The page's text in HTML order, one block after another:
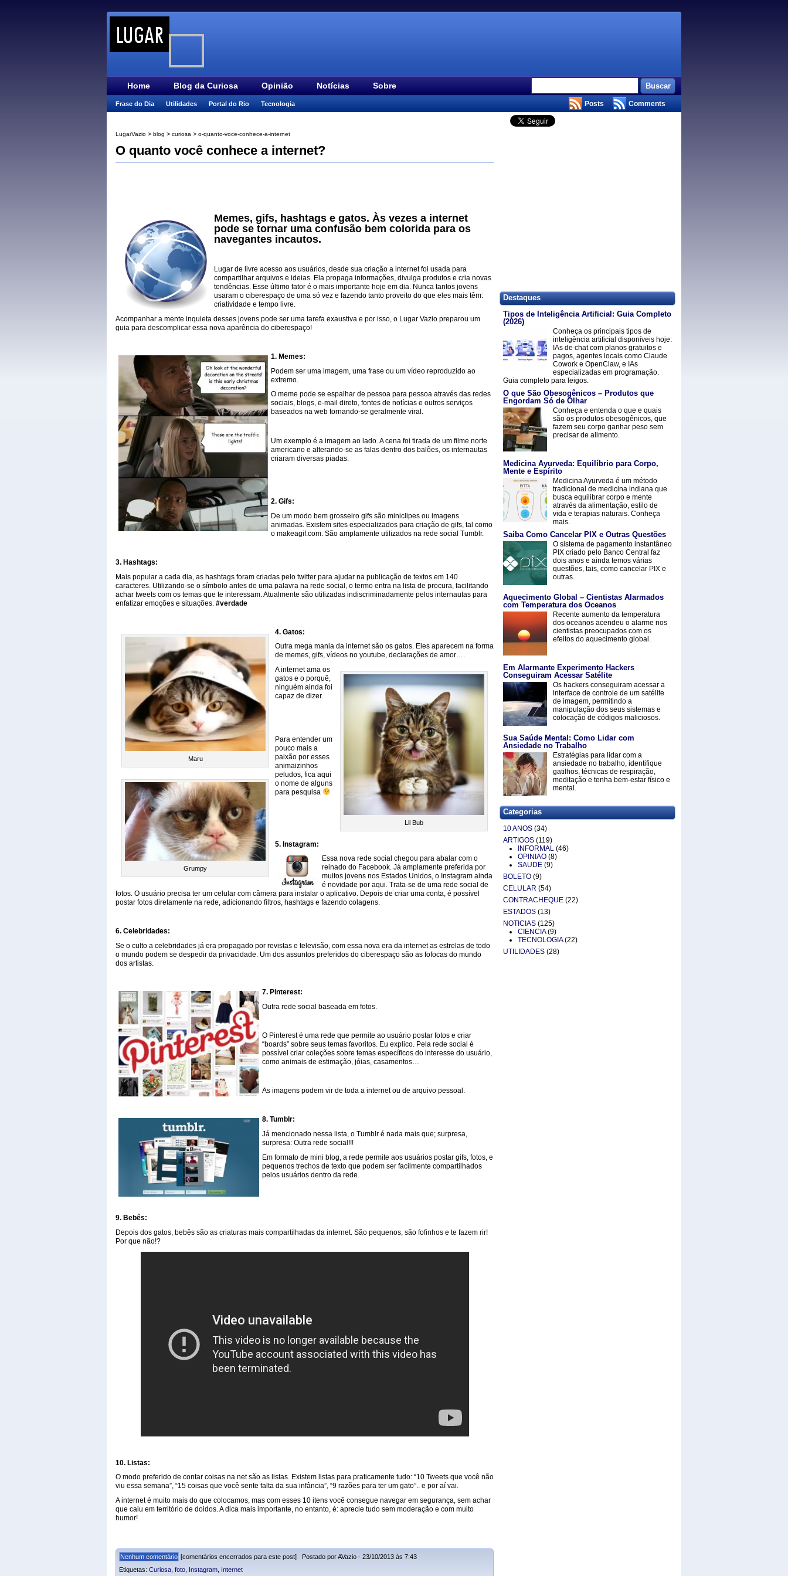
Home Blog da Curiosa Opinião Notícias Sobre
Frase do Dia Utilidades Portal do Rio Tecnologia Comments
Posts
LugarVazio > blog > curiosa > o-quanto-voce-conhece-a-internet
O quanto você conhece a internet?
Memes, gifs, hashtags e gatos. Às vezes a internet
pode se tornar uma confusão bem colorida para os
navegantes incautos.
Lugar de livre acesso aos usuários, desde sua criação a internet foi usada para
compartilhar arquivos e ideias. Ela propaga informações, divulga produtos e cria novas
tendências. Esse último fator é o mais importante hoje em dia. Nunca tantos jovens
usaram o ciberespaço de uma só vez e fazendo tanto proveito do que eles mais têm:
criatividade e tempo livre.
Acompanhar a mente inquieta desses jovens pode ser uma tarefa exaustiva e por isso, o Lugar Vazio preparou um
guia para descomplicar essa nova aparência do ciberespaço!
1. Memes:
Podem ser uma imagem, uma frase ou um vídeo reproduzido ao
extremo.
O meme pode se espalhar de pessoa para pessoa através das redes
sociais, blogs, e-mail direto, fontes de notícias e outros serviços
baseados na web tornando-se geralmente viral.
Um exemplo é a imagem ao lado. A cena foi tirada de um filme norte
americano e alterando-se as falas dentro dos balões, os internautas
criaram diversas piadas.
2. Gifs:
De um modo bem grosseiro gifs são miniclipes ou imagens
animadas. Existem sites especializados para criação de gifs, tal como
o makeagif.com. São amplamente utilizados na rede social Tumblr.
3. Hashtags:
Mais popular a cada dia, as hashtags foram criadas pelo twitter para ajudar na publicação de textos em 140
caracteres. Utilizando-se o símbolo antes de uma palavra na rede social, o termo entra na lista de procura, facilitando
achar tweets com os temas que te interessam. Atualmente são utilizadas indiscriminadamente pelos internautas para
enfatizar emoções e situações. #verdade
Maru
4. Gatos:
Outra mega mania da internet são os gatos. Eles aparecem na forma
de memes, gifs, vídeos no youtube, declarações de amor….
Lil Bub
A internet ama os
gatos e o porquê,
ninguém ainda foi
capaz de dizer.
Grumpy
Para entender um
pouco mais a
paixão por esses
animaizinhos
peludos, fica aqui
o nome de alguns
para pesquisa
5. Instagram:
Essa nova rede social chegou para abalar com o
reinado do Facebook. Já amplamente preferida por
muitos jovens nos Estados Unidos, o Instagram ainda
é novidade por aqui. Trata-se de uma rede social de
fotos. O usuário precisa ter um celular com câmera para instalar o aplicativo. Depois de criar uma conta, é possível
postar fotos diretamente na rede, adicionando filtros, hashtags e fazendo colagens.
6. Celebridades:
Se o culto a celebridades já era propagado por revistas e televisão, com essa nova era da internet as estrelas de todo
o mundo podem se despedir da privacidade. Um dos assuntos preferidos do ciberespaço são as fofocas do mundo
dos artistas.
7. Pinterest:
Outra rede social baseada em fotos.
O Pinterest é uma rede que permite ao usuário postar fotos e criar
“boards” sobre seus temas favoritos. Eu explico. Pela rede social é
possível criar coleções sobre temas específicos do interesse do usuário,
como animais de estimação, jóias, casamentos…
As imagens podem vir de toda a internet ou de arquivo pessoal.
8. Tumblr:
Já mencionado nessa lista, o Tumblr é nada mais que; surpresa,
surpresa: Outra rede social!!!
Em formato de mini blog, a rede permite aos usuários postar gifs, fotos, e
pequenos trechos de texto que podem ser facilmente compartilhados
pelos usuários dentro da rede.
9. Bebês:
Depois dos gatos, bebês são as criaturas mais compartilhadas da internet. São pequenos, são fofinhos e te fazem rir!
Por que não!?
10. Listas:
O modo preferido de contar coisas na net são as listas. Existem listas para praticamente tudo: “10 Tweets que você não
viu essa semana”, “15 coisas que você sente falta da sua infância”, “9 razões para ter um gato”.. e por aí vai.
A internet é muito mais do que colocamos, mas com esses 10 itens você consegue navegar em segurança, sem achar
que caiu em território de doidos. A dica mais importante, no entanto, é: aprecie tudo sem moderação e com muito
humor!
Nenhum comentário [comentários encerrados para este post] Postado por AVazio - 23/10/2013 às 7:43
Etiquetas: Curiosa foto Instagram Internet
Destaques
Tipos de Inteligência Artificial: Guia Completo
(2026)
Conheça os principais tipos de
inteligência artificial disponíveis hoje:
IAs de chat com planos gratuitos e
pagos, agentes locais como Claude
Cowork e OpenClaw, e IAs
especializadas em programação.
Guia completo para leigos.
O que São Obesogênicos – Produtos que
Engordam Só de Olhar
Conheça e entenda o que e quais
são os produtos obesogênicos, que
fazem seu corpo ganhar peso sem
precisar de alimento.
Medicina Ayurveda: Equilíbrio para Corpo,
Mente e Espírito
Medicina Ayurveda é um método
tradicional de medicina indiana que
busca equilibrar corpo e mente
através da alimentação, estilo de
vida e terapias naturais. Conheça
mais.
Saiba Como Cancelar PIX e Outras Questões
O sistema de pagamento instantâneo
PIX criado pelo Banco Central faz
dois anos e ainda temos várias
questões, tais, como cancelar PIX e
outras.
Aquecimento Global – Cientistas Alarmados
com Temperatura dos Oceanos
Recente aumento da temperatura
dos oceanos acendeu o alarme nos
cientistas preocupados com os
efeitos do aquecimento global.
Em Alarmante Experimento Hackers
Conseguiram Acessar Satélite
Os hackers conseguiram acessar a
interface de controle de um satélite
de imagem, permitindo a
manipulação dos seus sistemas e
colocação de códigos maliciosos.
Sua Saúde Mental: Como Lidar com
Ansiedade no Trabalho
Estratégias para lidar com a
ansiedade no trabalho, identifique
gatilhos, técnicas de respiração,
meditação e tenha bem-estar físico e
mental.
Categorias
10 ANOS (34)
ARTIGOS (119)
INFORMAL (46)
OPINIAO (8)
SAUDE (9)
BOLETO (9)
CELULAR (54)
CONTRACHEQUE (22)
ESTADOS (13)
NOTICIAS (125)
CIENCIA(9)
TECNOLOGIA(22)
UTILIDADES (28)